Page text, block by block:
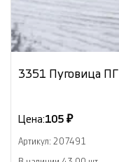
3351 Пуговица ПГ
Цена:105 ₽
Артикул: 207491